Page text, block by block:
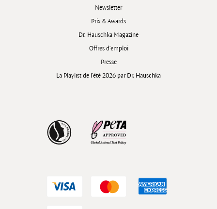
Newsletter
Prix & Awards
Dr. Hauschka Magazine
Offres d’emploi
Presse
La Playlist de l'été 2026 par Dr. Hauschka